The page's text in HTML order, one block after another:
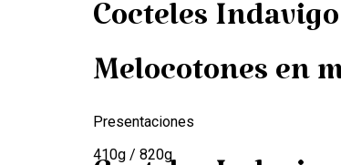
Cocteles Indavigo
Melocotones en
Presentaciones
410g / 820g